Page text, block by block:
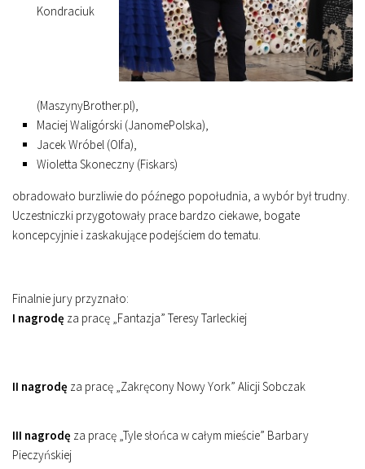
Kondraciuk
(MaszynyBrother.pl),
Maciej Waligórski (JanomePolska),
Jacek Wróbel (Olfa),
Wioletta Skoneczny (Fiskars)
obradowało burzliwie do późnego popołudnia, a wybór był trudny.
Uczestniczki przygotowały prace bardzo ciekawe, bogate
koncepcyjnie i zaskakujące podejściem do tematu.
Finalnie jury przyznało:
I nagrodę za pracę „Fantazja” Teresy Tarleckiej
II nagrodę za pracę „Zakręcony Nowy York” Alicji Sobczak
III nagrodę za pracę „Tyle słońca w całym mieście” Barbary
Pieczyńskiej